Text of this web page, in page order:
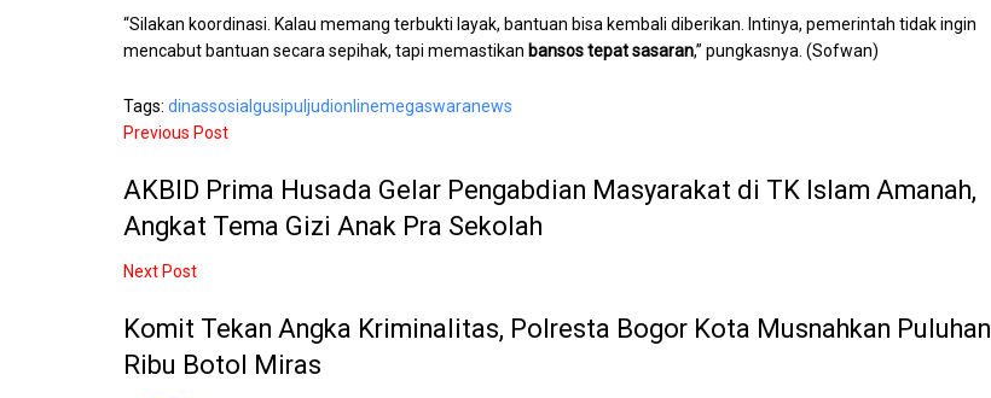
“Silakan koordinasi. Kalau memang terbukti layak, bantuan bisa kembali diberikan. Intinya, pemerintah tidak ingin
mencabut bantuan secara sepihak, tapi memastikan bansos tepat sasaran,” pungkasnya. (Sofwan)
Tags: dinassosialgusipul judionlinemegaswaranews
Previous Post
AKBID Prima Husada Gelar Pengabdian Masyarakat di TK Islam Amanah,
Angkat Tema Gizi Anak Pra Sekolah
Next Post
Komit Tekan Angka Kriminalitas, Polresta Bogor Kota Musnahkan Puluhan
Ribu Botol Miras